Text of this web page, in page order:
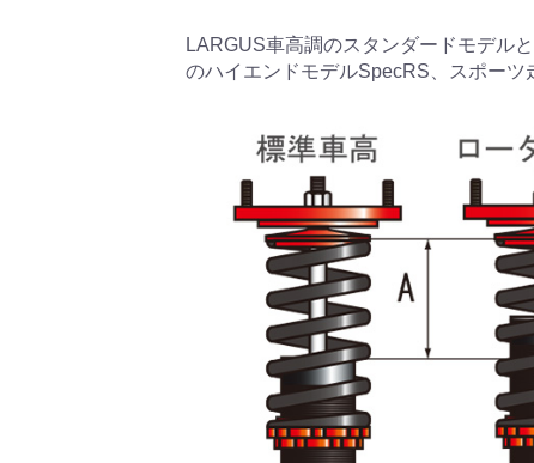
LARGUS車高調のスタンダードモデル
のハイエンドモデルSpecRS、スポーツ